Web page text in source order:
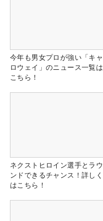
今年も男女プロが強い「キャ
ロウェイ」のニュース一覧は
こちら！
ネクストヒロイン選手とラウ
ンドできるチャンス！詳しく
はこちら！